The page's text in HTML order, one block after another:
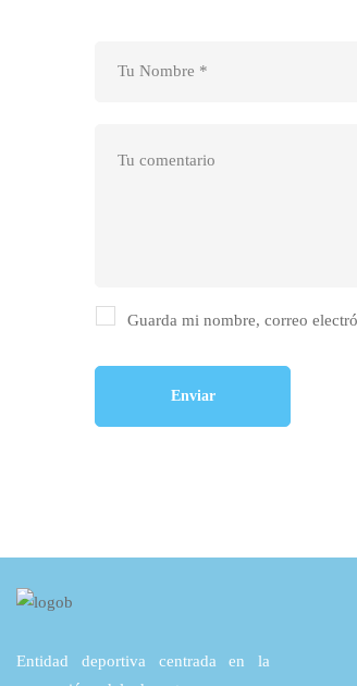
Guarda mi nombre, correo
Entidad deportiva centrada en la